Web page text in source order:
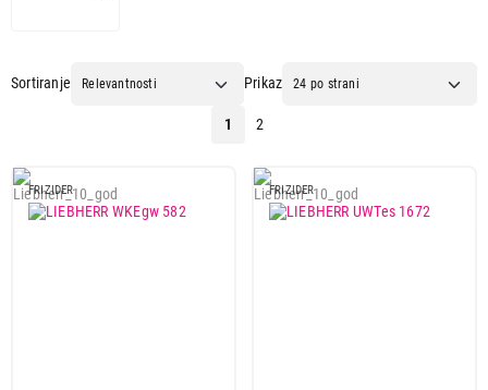
Sortiranje Prikaz
1 2
FRIZIDER FRIZIDER